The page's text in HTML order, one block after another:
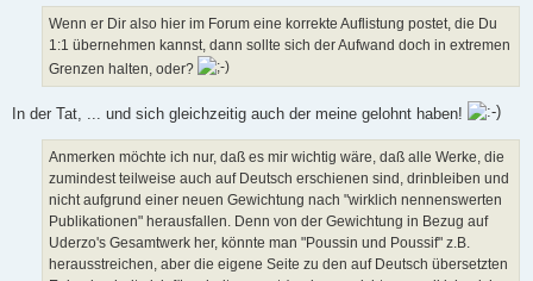
Wenn er Dir also hier im Forum eine korrekte Auflistung postet, die Du
1:1 übernehmen kannst, dann sollte sich der Aufwand doch in extremen
Grenzen halten, oder?
In der Tat, ... und sich gleichzeitig auch der meine gelohnt haben!
Anmerken möchte ich nur, daß es mir wichtig wäre, daß alle Werke, die
zumindest teilweise auch auf Deutsch erschienen sind, drinbleiben und
nicht aufgrund einer neuen Gewichtung nach "wirklich nennenswerten
Publikationen" herausfallen. Denn von der Gewichtung in Bezug auf
Uderzo's Gesamtwerk her, könnte man "Poussin und Poussif" z.B.
herausstreichen, aber die eigene Seite zu den auf Deutsch übersetzten